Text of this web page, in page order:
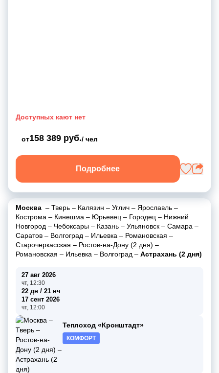
Доступных кают нет
от158 389 руб./ чел
Подробнее
Москва – Тверь – Калязин – Углич – Ярославль –
Кострома – Кинешма – Юрьевец – Городец – Нижний
Новгород – Чебоксары – Казань – Ульяновск – Самара –
Саратов – Волгоград – Ильевка – Романовская –
Старочеркасская – Ростов-на-Дону (2 дня) –
Романовская – Ильевка – Волгоград – Астрахань (2 дня)
27 авг 2026
чт, 12:30
22 дн / 21 нч
17 сент 2026
чт, 12:00
Теплоход «Кронштадт»
КОМФОРТ